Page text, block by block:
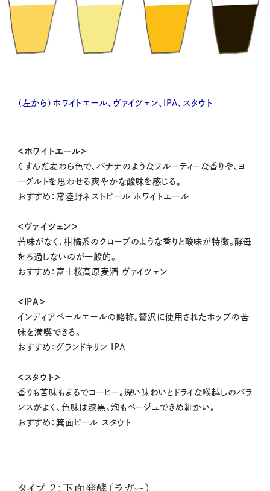
（左から）ホワイトエール、ヴァイツェン、IPA、スタウト
＜ホワイトエール＞
くすんだ麦わら色で、バナナのようなフルーティーな香りや、ヨ
ーグルトを思わせる爽やかな酸味を感じる。
おすすめ：常陸野ネストビール ホワイトエール
＜ヴァイツェン＞
苦味がなく、柑橘系のクローブのような香りと酸味が特徴。酵母
をろ過しないのが一般的。
おすすめ：富士桜高原麦酒 ヴァイツェン
＜IPA＞
インディアペールエールの略称。贅沢に使用されたホップの苦
味を満喫できる。
おすすめ：グランドキリン IPA
＜スタウト＞
香りも苦味もまるでコーヒー。深い味わいとドライな喉越しのバラ
ンスがよく、色味は漆黒。泡もベージュできめ細かい。
おすすめ：箕面ビール スタウト
タイプ 2：下面発酵（ラガー）